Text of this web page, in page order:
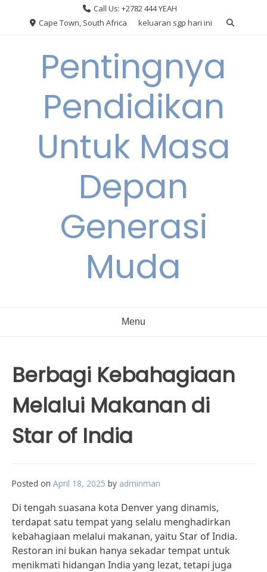
Call Us: +2782 444 YEAH
Cape Town, South Africa
keluaran sgp hari ini
Pentingnya
Pendidikan
Untuk Masa
Depan
Generasi
Muda
Menu
Berbagi Kebahagiaan
Melalui Makanan di
Star of India
Posted on April 18, 2025 by adminman
Di tengah suasana kota Denver yang dinamis,
terdapat satu tempat yang selalu menghadirkan
kebahagiaan melalui makanan, yaitu Star of India.
Restoran ini bukan hanya sekadar tempat untuk
menikmati hidangan India yang lezat, tetapi juga